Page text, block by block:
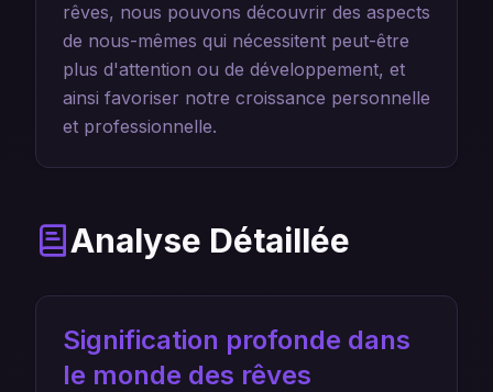
rêves, nous pouvons découvrir des aspects
de nous-mêmes qui nécessitent peut-être
plus d'attention ou de développement, et
ainsi favoriser notre croissance personnelle
et professionnelle.
Analyse Détaillée
Signification profonde dans
le monde des rêves